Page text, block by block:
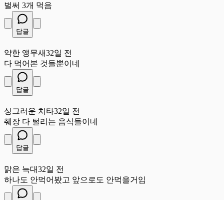
벌써 3개 먹음
답글
약한 앵무새32일 전
다 먹어본 것들뿐이네
답글
싱그러운 치타32일 전
췌장 다 털리는 음식들이네
답글
맑은 늑대32일 전
하나도 안먹어봤고 앞으로도 안먹을거임